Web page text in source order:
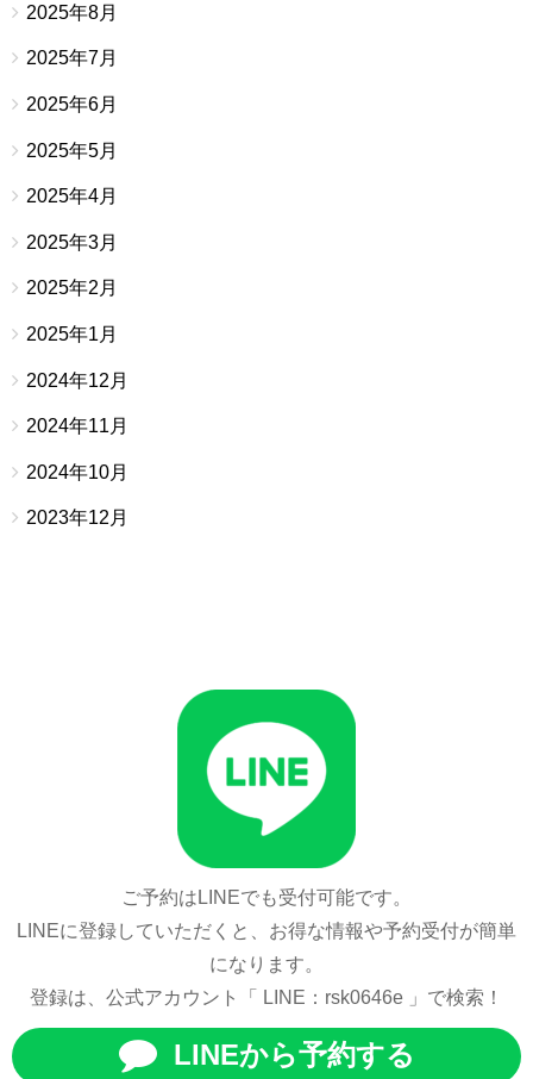
2025年8月
2025年7月
2025年6月
2025年5月
2025年4月
2025年3月
2025年2月
2025年1月
2024年12月
2024年11月
2024年10月
2023年12月
ご予約はLINEでも受付可能です。
LINEに登録していただくと、お得な情報や予約受付が簡単
になります。
登録は、公式アカウント「 LINE：rsk0646e 」で検索！
LINEから予約する